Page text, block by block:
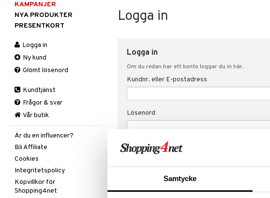
Samtycke
Logga in
Logga in
Om du redan har ett konto loggar du in här.
Kundnr. eller E-postadress
Lösenord
KAMPANJER
NYA PRODUKTER
PRESENTKORT
Logga in
Ny kund
Glömt lösenord
Kundtjänst
Frågor & svar
Vår butik
Är du en influencer?
Bli Affiliate
Cookies
Integritetspolicy
Köpvillkor för
Shopping4net